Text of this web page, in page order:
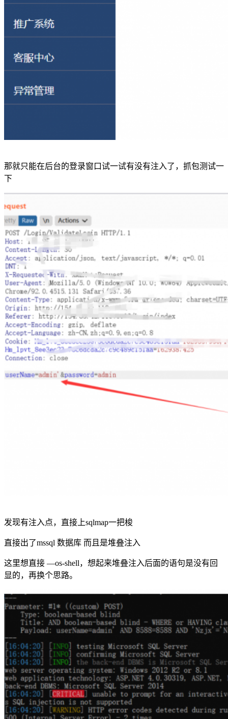
那就只能在后台的登录窗口试一试有没有注入了，抓包测试一
下
发现有注入点，直接上sqlmap一把梭
直接出了mssql 数据库 而且是堆叠注入
这里想直接 —os-shell，想起来堆叠注入后面的语句是没有回
显的，再换个思路。